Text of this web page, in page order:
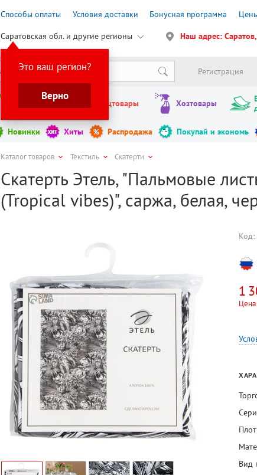
Способы оплаты Условия доставки Бонусная программа
Саратовская обл. и другие регионы
Это ваш регион?
Верно
Наш адрес:
Регистрация
Инструменты Канцтовары Хозтовары
Новинки Хиты Распродажа Покупай и экономь
Каталог товаров Текстиль Скатерти
Скатерть Этель, "Пальмовые
(Tropical vibes)", саржа, белая,
Код:
1
Цена
Вид